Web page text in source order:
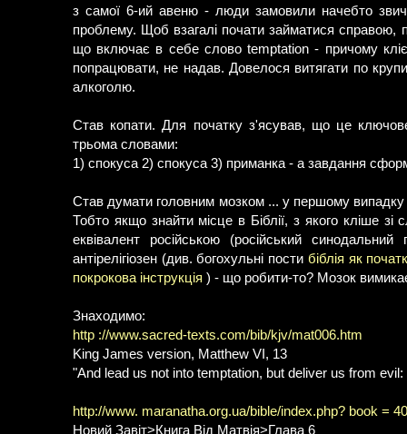
з самої 6-ий авеню - люди замовили начебто
проблему. Щоб взагалі почати займатися справою,
що включає в себе слово temptation - причому
попрацювати, не надав. Довелося витягати по
алкоголю.
Став копати. Для початку з'ясував, що це
трьома словами:
1) спокуса 2) спокуса 3) приманка - а завдання
Став думати головним мозком ... у першому випадку
Тобто якщо знайти місце в Біблії, з якого кліше
еквівалент російською (російський
антірелігіозен (див. богохульні пости біблія як
покрокова інструкція ) - що робити-то? Мозок
Знаходимо:
http ://www.sacred-texts.com/bib/kjv/mat006.htm
King James version, Matthew VI, 13
"And lead us not into temptation, but deliver us from evil:
http://www. maranatha.org.ua/bible/index.php? book =
Новий Завіт>Книга Від Матвія>Глава 6